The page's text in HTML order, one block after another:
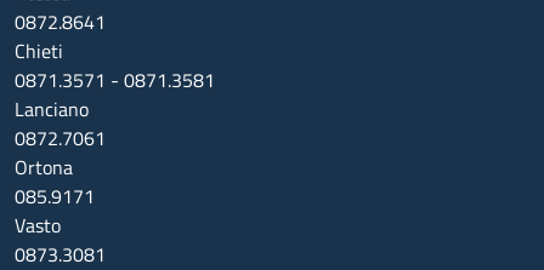
0872.8641
Chieti
0871.3571 - 0871.3581
Lanciano
0872.7061
Ortona
085.9171
Vasto
0873.3081